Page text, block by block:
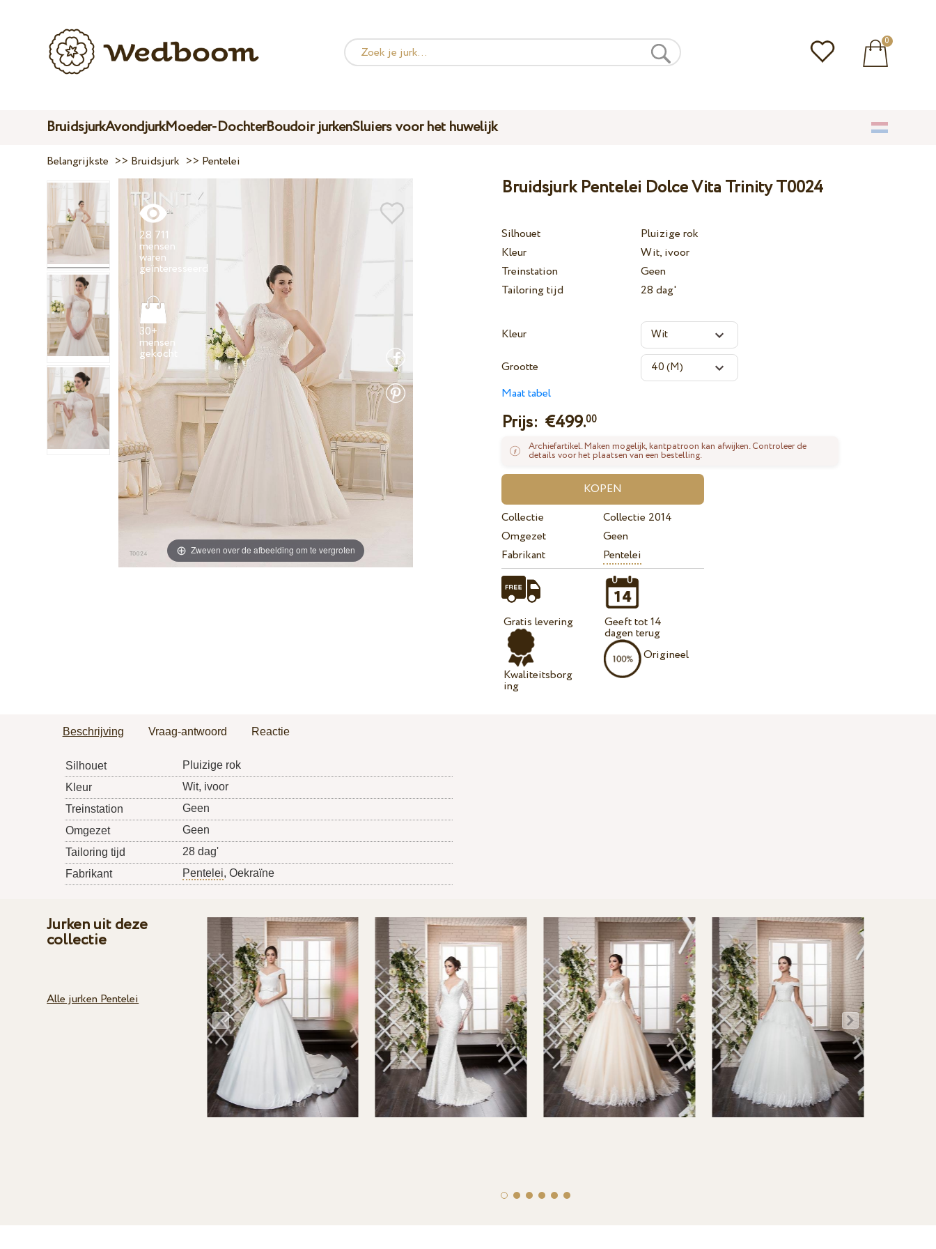
0
BruidsjurkAvondjurkMoeder-DochterBoudoir jurkenSluiers voor het huwelijk
Belangrijkste >> Bruidsjurk >> Pentelei
Zweven over de afbeelding om te vergroten
28 711
mensen
waren
30+
mensen
Bruidsjurk Pentelei Dolce Vita Trinity T0024
Silhouet
Pluizige rok
Kleur
Wit, ivoor
Treinstation
Geen
Tailoring tijd
28 dag'
Kleur
Grootte
Maat tabel
Prijs: €499.00
Archiefartikel. Maken mogelijk, kantpatroon kan afwijken. Controleer de
details voor het plaatsen van een bestelling.
Collectie
Collectie 2014
Omgezet
Geen
Fabrikant
Pentelei
Gratis levering
Kwaliteitsborg
ing
Geeft tot 14
dagen terug
Origineel
Beschrijving Vraag-antwoord Reactie
Silhouet
Pluizige rok
Kleur
Wit, ivoor
Treinstation
Geen
Omgezet
Geen
Tailoring tijd
28 dag'
Fabrikant
Pentelei, Oekraïne
Jurken uit deze
collectie
Alle jurken Pentelei